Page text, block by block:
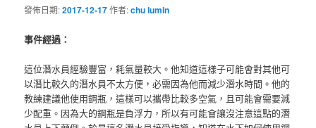
發佈日期:2017-12-17作者:chu lumin
事件經過：
這位潛水員經驗豐富，耗氣量較大。他知道這樣子可能會對其他可
以潛比較久的潛水員不太方便，必需因為他而減少潛水時間。他的
教練建議他使用鋼瓶，這樣可以攜帶比較多空氣，且可能會需要減
少配重。因為大的鋼瓶是負浮力，所以有可能會讓沒注意這點的潛